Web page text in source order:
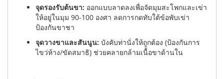
จุดรองรับต้นขา: ออกแบบลาดลงเพื่อจัดมุมสะโพกและเข่า
ให้อยู่ในมุม 90-100 องศา ลดการกดทับใต้ข้อพับเข่า
ป้องกันขาชา
จุดวางขาและสันนูน: บังคับท่านั่งให้ถูกต้อง (ป้องกันการ
ไขว่ห้าง/ขัดสมาธิ) ช่วยคลายกล้ามเนื้อขาด้านใน